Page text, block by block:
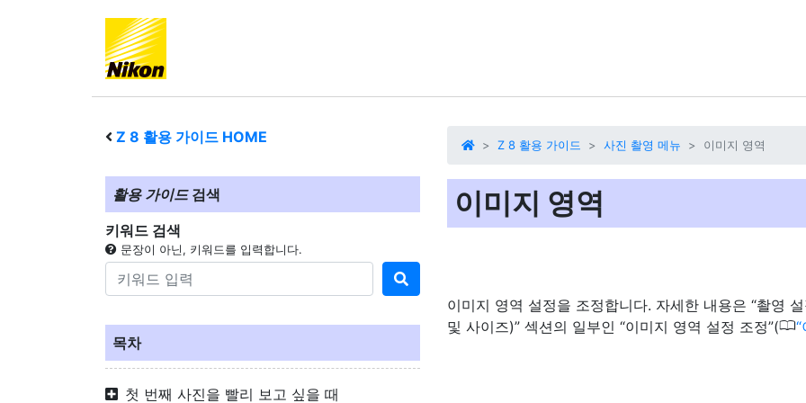
Z 8 활용 가이드 HOME
활용 가이드검색
키워드 검색
문장이 아닌, 키워드를 입력합니다.
목차
첫 번째 사진을 빨리 보고 싶을 때
Z 8 활용 가이드 사진 촬영 메뉴 이미지 영역
이미지 영역
이미지 영역 설정을 조정합니다. 자세한 내용은 “촬영
및 사이즈)” 섹션의 일부인 “이미지 영역 설정 조정”(0